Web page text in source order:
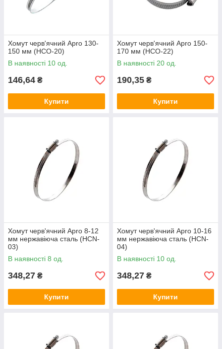
Хомут черв'ячний Apro 130-
150 мм (HCО-20)
В наявності 10 од.
146,64 ₴
Купити
Хомут черв'ячний Apro 150-
170 мм (HCО-22)
В наявності 20 од.
190,35 ₴
Купити
Хомут черв'ячний Apro 8-12
мм нержавіюча сталь (HCN-
03)
В наявності 8 од.
348,27 ₴
Купити
Хомут черв'ячний Apro 10-16
мм нержавіюча сталь (HCN-
04)
В наявності 10 од.
348,27 ₴
Купити